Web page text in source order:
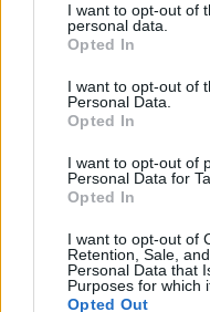
I want to opt-out of
personal data.
Opted In
I want to opt-out of
Personal Data.
Opted In
I want to opt-out of
Personal Data for
Opted In
I want to opt-out of
Retention, Sale,
Personal Data that
Purposes for which
Opted Out
Savaitės vidurys
32 laipsnių šilumos
Žinios | Orai
Nufilmavo, kaip
vaizdas pribloškia
Avarija Vilniuje: į